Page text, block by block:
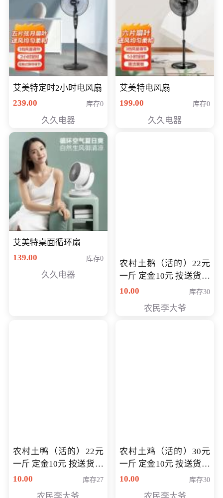
艾美特定时2小时电风扇
239.00
库存0
久久电器
艾美特电风扇
199.00
库存0
久久电器
艾美特桌面循环扇
139.00
库存0
久久电器
农村土鹅（活的）22元
一斤 定金10元 按送货交
付时秤重计算货款 定金
10.00 库存30
农民李大爷
农村土鸭（活的）22元
一斤 定金10元 按送货交
付时秤重计算货款 定金
10.00 库存27
农村土鸡（活的）30元
一斤 定金10元 按送货交
付时秤重计算货款 定金
10.00 库存30